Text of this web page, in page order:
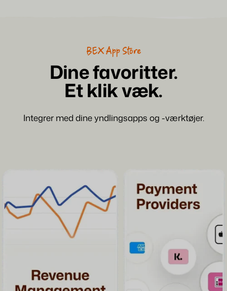
BEX App Store
Dine favoritter.
Et klik væk.
Integrer med dine yndlingsapps og -værktøjer.